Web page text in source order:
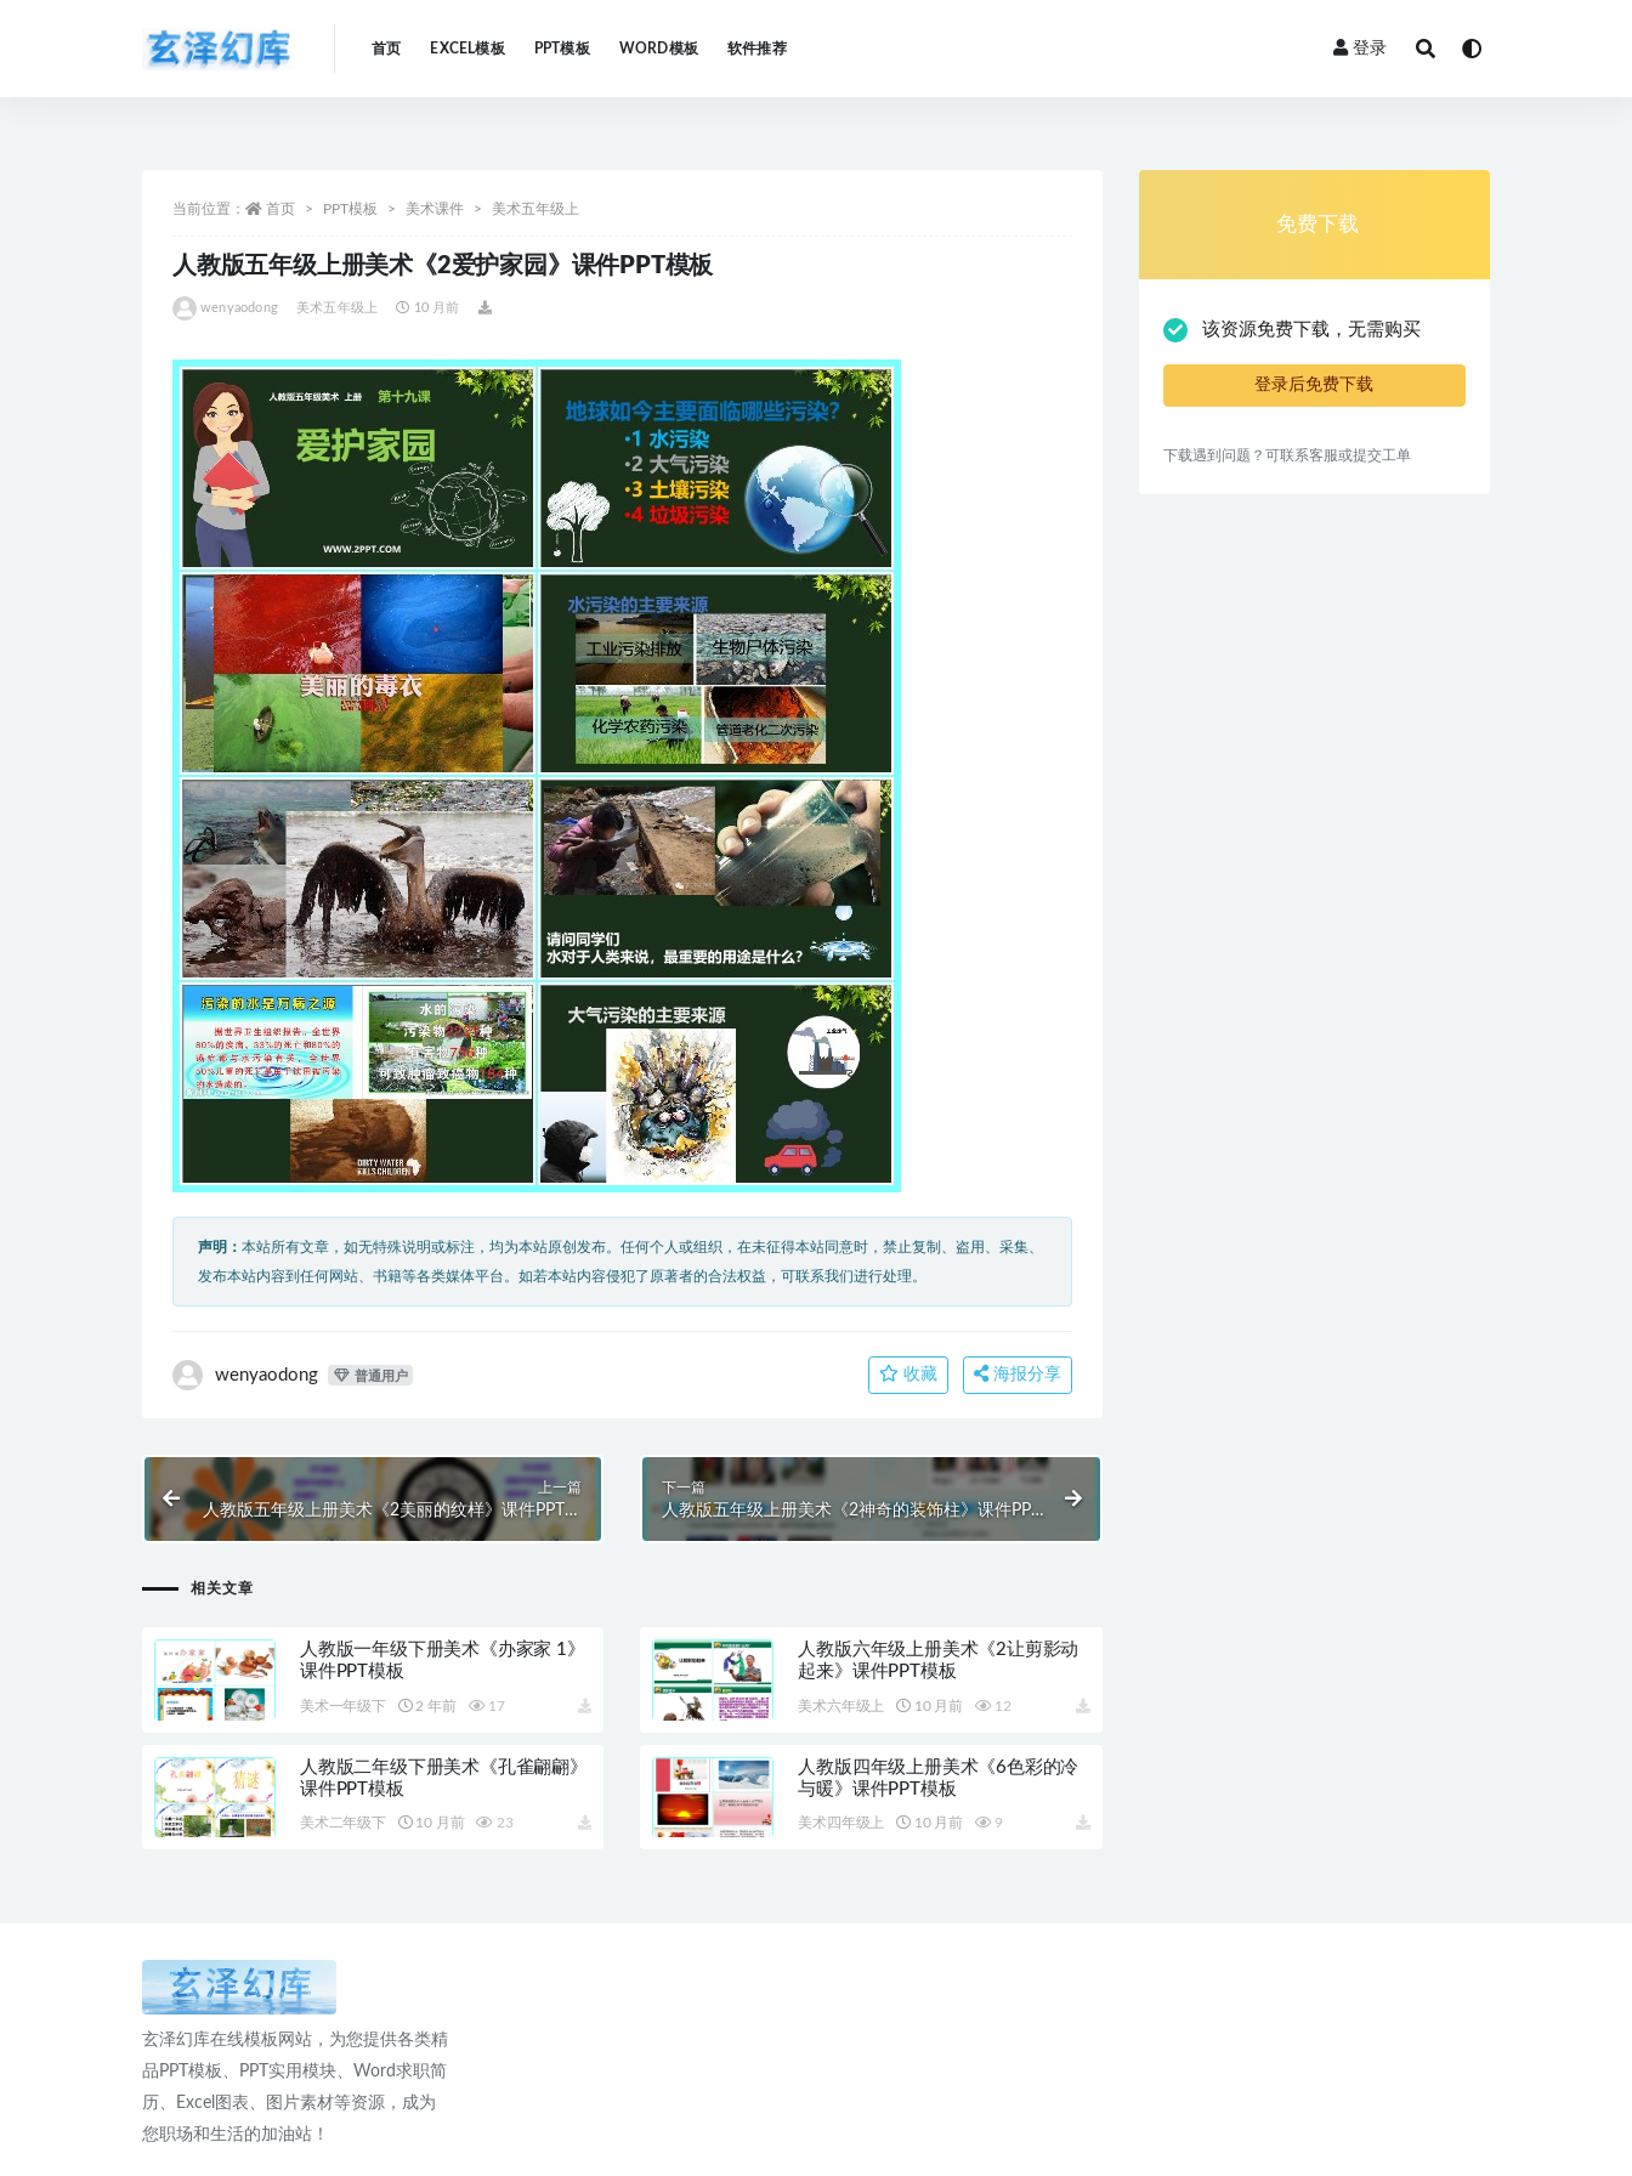
首页 EXCEL模板 PPT模板 WORD模板 软件推荐 登录
当前位置： 首页 PPT模板 美术课件 美术五年级上
人教版五年级上册美术《2爱护家园》课件PPT模板
wenyaodong 美术五年级上 10 月前
声明： 本站所有文章，如无特殊说明或标注，均为本站原创发布。任何个人或组织，在未征得本站同意时，禁止复制、盗用、采集、
发布本站内容到任何网站、书籍等各类媒体平台。如若本站内容侵犯了原著者的合法权益，可联系我们进行处理。
wenyaodong 普通用户 收藏 海报分享
上一篇
人教版五年级上册美术《2美丽的纹样》课件PPT模
下一篇
人教版五年级上册美术《2神奇的装饰柱》课件PPT
模板
相关文章
人教版一年级下册美术《办家家 1》
课件PPT模板
美术一年级下 2 年前 17
人教版六年级上册美术《2让剪影动
起来》课件PPT模板
美术六年级上 10 月前 12
人教版二年级下册美术《孔雀翩翩》
课件PPT模板
美术二年级下 10 月前 23
人教版四年级上册美术《6色彩的冷
与暖》课件PPT模板
美术四年级上 10 月前 9
免费下载
该资源免费下载，无需购买
登录后免费下载
下载遇到问题？可联系客服或提交工单
玄泽幻库在线模板网站，为您提供各类精
品PPT模板、PPT实用模块、Word求职简
历、Excel图表、图片素材等资源，成为
您职场和生活的加油站！